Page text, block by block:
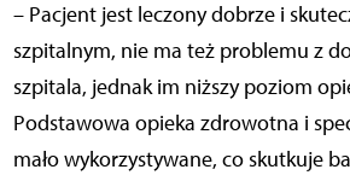
– Pacjent jest leczony dobrze i
szpitalnym, nie ma też problemu z
szpitala, jednak im niższy poziom
Podstawowa opieka zdrowotna i
mało wykorzystywane, co skutkuje